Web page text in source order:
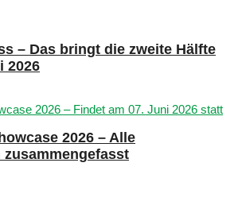
– Das bringt die zweite Hälfte
2026
2026 – Alle